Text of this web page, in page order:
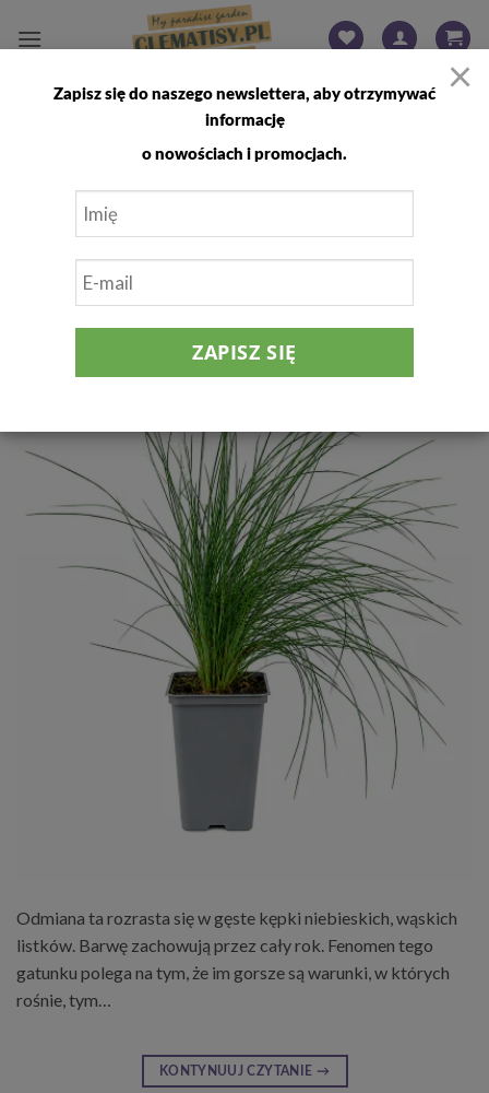
WYNIKI WYSZUKIWANIA DLA:
Kostrzewa Sina ‘Elijah Blue’ P9/C1
Odmiana ta rozrasta się w gęste kępki niebieskich, wąskich
listków. Barwę zachowują przez cały rok. Fenomen tego
gatunku polega na tym, że im gorsze są warunki, w których
rośnie, tym…
KONTYNUUJ CZYTANIE →
×
Zapisz się do naszego newslettera, aby otrzymywać
informację
o nowościach i promocjach.